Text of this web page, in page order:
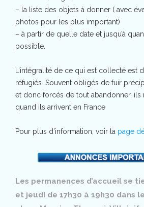
– la liste des objets à donner ( avec
photos pour les plus important)
– à partir de quelle date et jusqu’à
possible.
L’intégralité de ce qui est collecté est
réfugiés. Souvent obligés de fuir
et donc forcés de tout abandonner, ils
quand ils arrivent en France
Pour plus d’information, voir la page
Les permanences d’accueil se
et jeudi de 17h30 à 19h30 dans